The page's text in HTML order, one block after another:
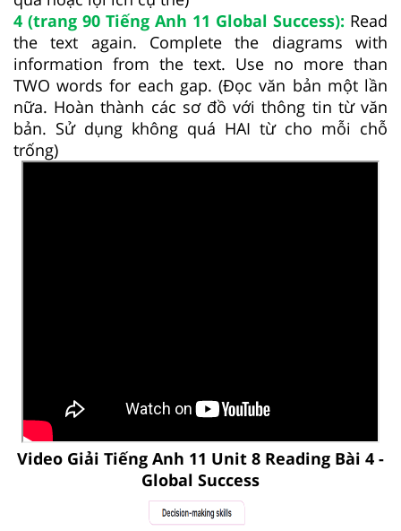
4 (trang 90 Tiếng Anh 11 Global Success): Read
the text again. Complete the diagrams with
information from the text. Use no more than
TWO words for each gap. (Đọc văn bản một lần
nữa. Hoàn thành các sơ đồ với thông tin từ văn
bản. Sử dụng không quá HAI từ cho mỗi chỗ
trống)
Video Giải Tiếng Anh 11 Unit 8 Reading Bài 4 -
Global Success